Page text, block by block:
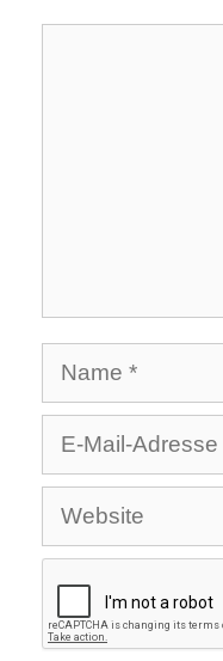
Name
E-
Mail-
Adresse
Website